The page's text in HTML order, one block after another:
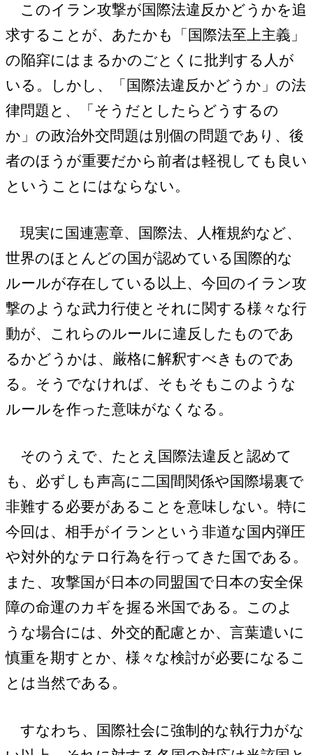
このイラン攻撃が国際法違反かどうかを追
求することが、あたかも「国際法至上主義」
の陥穽にはまるかのごとくに批判する人が
いる。しかし、「国際法違反かどうか」の法
律問題と、「そうだとしたらどうするの
か」の政治外交問題は別個の問題であり、後
者のほうが重要だから前者は軽視しても良い
ということにはならない。
現実に国連憲章、国際法、人権規約など、
世界のほとんどの国が認めている国際的な
ルールが存在している以上、今回のイラン攻
撃のような武力行使とそれに関する様々な行
動が、これらのルールに違反したものであ
るかどうかは、厳格に解釈すべきものであ
る。そうでなければ、そもそもこのような
ルールを作った意味がなくなる。
そのうえで、たとえ国際法違反と認めて
も、必ずしも声高に二国間関係や国際場裏で
非難する必要があることを意味しない。特に
今回は、相手がイランという非道な国内弾圧
や対外的なテロ行為を行ってきた国である。
また、攻撃国が日本の同盟国で日本の安全保
障の命運のカギを握る米国である。このよ
うな場合には、外交的配慮とか、言葉遣いに
慎重を期すとか、様々な検討が必要になるこ
とは当然である。
すなわち、国際社会に強制的な執行力がな